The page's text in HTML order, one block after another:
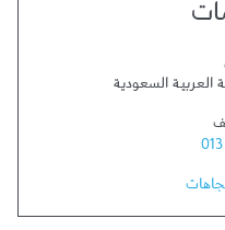
العربية السعودية